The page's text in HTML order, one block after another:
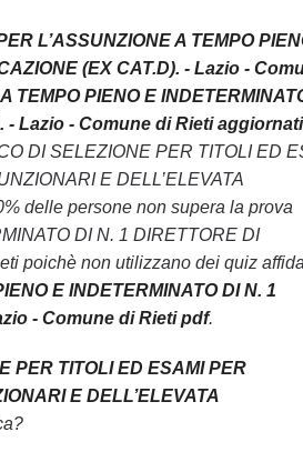
L’ASSUNZIONE A TEMPO
(EX CAT.D). - Lazio -
TEMPO PIENO E
- Lazio - Comune di Rieti
DI SELEZIONE PER TITOLI ED
E DELL’ELEVATA
delle persone non supera la prova
DI N. 1 DIRETTORE DI
poichè non utilizzano dei quiz
E INDETERMINATO DI N. 1
- Comune di Rieti pdf.
PER TITOLI ED ESAMI PER
E DELL’ELEVATA